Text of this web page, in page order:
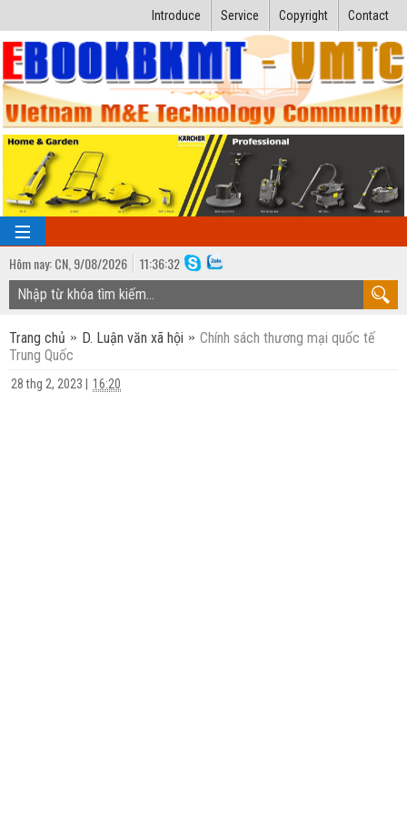
Contact
Copyright
Service
Introduce
TRANG CHỦ
Bài giảng kỹ thuật
Ngành Nhiệt lạnh
Luận văn kỹ thuật
Hôm nay:CN, 9/08/2026 11:36:33
Trang chủ D. Luận văn xã hội
Chính sách thương mại quốc tế
Trung Quốc
28 thg 2, 2023 16:20